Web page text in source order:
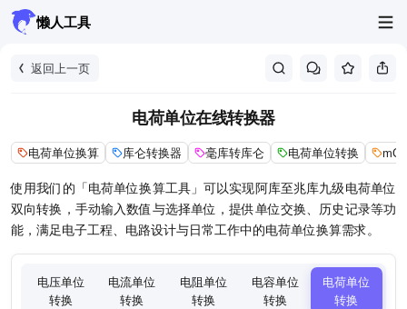
懒人工具
返回上一页
电荷单位在线转换器
电荷单位换算 库仑转换器 毫库转库仑 电荷单位转换 mC
使用我们的「电荷单位换算工具」可以实现阿库至兆库九级电荷单位
双向转换，手动输入数值与选择单位，提供单位交换、历史记录等功
能，满足电子工程、电路设计与日常工作中的电荷单位换算需求。
电压单位
转换
电流单位
转换
电阻单位
转换
电容单位
转换
电荷单位
转换